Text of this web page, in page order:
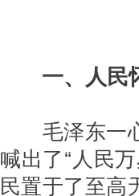
一、人民
毛泽东一心
喊出了“人民
民置于了至高